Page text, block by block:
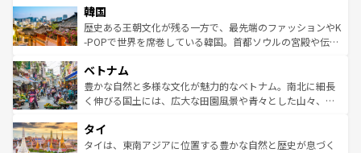
はコンテンツ一覧
いる。アクティビティも充実しており、サーフィンやダイ
ビング、ハイキングなど、アウトドア好きにはたまらな
い。オーストラリアの多彩な魅力を存分に味わいつくそ
参照してほしい。
ン）、静ひつな山岳地帯である台湾東部など、都市の喧騒
と山間の静けさが共存しており、訪れる人に新しい発見と
驚きをもたらしてくれる。また、奥深い台湾の食文化も魅
容にもいいと評判のスイーツなど、バラエティ豊かな料理
が味わえる。 なお、新着の台湾情報は コンテンツ一覧を参
照してほしい。
韓国
歴史ある王朝文化が残る一方で、最先端のファッションやK
-POPで世界を席巻している韓国。首都ソウルの宮殿や伝統
き、地方に足を延ばせば四季折々の自然美を楽しむことが
できる。そして、キムチや焼肉、絶品のストリートフード
まで、さまざまな韓国料理が待っている。夜には、韓国な
リティに包まれながら、韓国の多彩な魅力を心ゆくまで味
わってみてほしい。 なお、新着の韓国情報はコンテンツ一
ベトナム
豊かな自然と多様な文化が魅力的なベトナム。南北に細長
く伸びる国土には、広大な田園風景や青々とした山々、世
急速な発展と共に伝統が息づく。ハノイの古い町並みやホ
ーチミン市のフランス統治時代の建物も、独特の雰囲気を
タイ
タイは、東南アジアに位置する豊かな自然と歴史が息づく